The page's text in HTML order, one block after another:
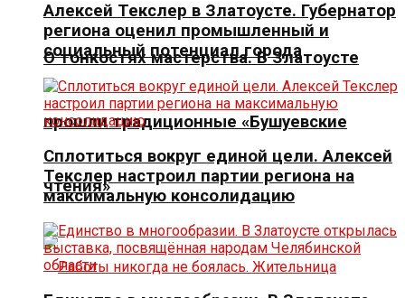
О тонкостях мастерства. В Златоусте
прошли традиционные «Бушуевские
чтения»
Алексей Текслер в Златоусте. Губернатор
региона оценил промышленный и
социальный потенциал города
Сплотиться вокруг единой цели. Алексей
Текслер настроил партии региона на
максимальную консолидацию